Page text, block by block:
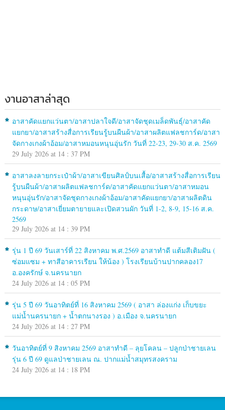
งานอาสาล่าสุด
อาสาคัดแยกแว่นตา/อาสาปลาใจดี/อาสาจัดชุดเมล็ดพันธุ์/อาสาคัด
แยกยา/อาสาสร้างสื่อการเรียนรู้บนผืนผ้า/อาสาผลิตแฟลชการ์ด/อาสา
จัดกางเกงผ้าอ้อม/อาสาหมอนหนุนอุ่นรัก วันที่ 22-23, 29-30 ส.ค. 2569
29 July 2026 at 14 : 37 PM
อาสาลงลายกระเป๋าผ้า/อาสาเขียนศิลป์บนเสื้อ/อาสาสร้างสื่อการเรียน
รู้บนผืนผ้า/อาสาผลิตแฟลชการ์ด/อาสาคัดแยกแว่นตา/อาสาหมอน
หนุนอุ่นรัก/อาสาจัดชุดกางเกงผ้าอ้อม/อาสาคัดแยกยา/อาสาผลิตดิน
กระดาษ/อาสาเยี่ยมตายายและเปิดสวนผัก วันที่ 1-2, 8-9, 15-16 ส.ค.
2569
29 July 2026 at 14 : 39 PM
รุ่น 1 ปี 69 วันเสาร์ที่ 22 สิงหาคม พ.ศ.2569 อาสาทำดี แต้มสีเติมฝัน (
ซ่อมแซม + ทาสีอาคารเรียน ให้น้อง ) โรงเรียนบ้านปากคลอง17
อ.องครักษ์ จ.นครนายก
24 July 2026 at 14 : 05 PM
รุ่น 5 ปี 69 วันอาทิตย์ที่ 16 สิงหาคม 2569 ( อาสา ล่องแก่ง เก็บขยะ
แม่น้ำนครนายก + น้ำตกนางรอง ) อ.เมือง จ.นครนายก
24 July 2026 at 14 : 27 PM
วันอาทิตย์ที่ 9 สิงหาคม 2569 อาสาทำดี – ลุยโคลน – ปลูกป่าชายเลน
รุ่น 6 ปี 69 ดูแลป่าชายเลน ณ. ปากแม่น้ำสมุทรสงคราม
24 July 2026 at 14 : 18 PM